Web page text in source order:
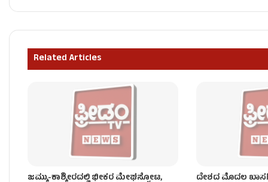
‘ಬ್ರ್ಯಾಂಡ್ ಬೆಂಗಳೂರು’ ವರ್ಸಸ್ ‘ಬರಿದಾದ ಕೃಷಿ’ – ಡಿಕೆಶಿಗೆ
Related Articles
ಜಮ್ಮು-ಕಾಶ್ಮೀರದಲ್ಲಿ ಭೀಕರ ಮೇಘಸ್ಫೋಟ,
ದೇಶದ ಮೊದಲ